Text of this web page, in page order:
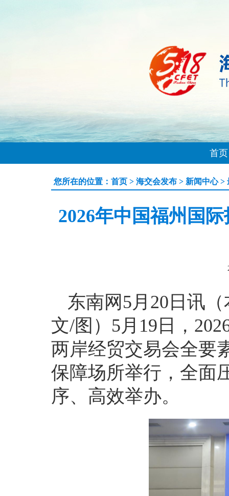
首页
您所在的位置： 首页 > 海交会发布 > 新闻中心>
2026年中国福州国
东南网5月20日讯
文/图）5月19日，
两岸经贸交易会全要
保障场所举行，全面
序、高效举办。